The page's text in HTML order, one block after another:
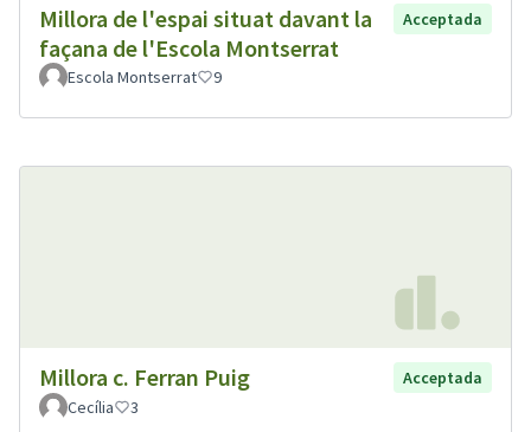
Millora de l'espai situat davant la
façana de l'Escola Montserrat
Acceptada
Escola Montserrat 9
Millora c. Ferran Puig
Acceptada
Cecília
3